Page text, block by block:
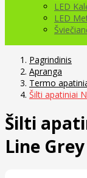
LED
LED
Pagrindinis
Apranga
Termo
Šilti apatiniai
Šilti
Line